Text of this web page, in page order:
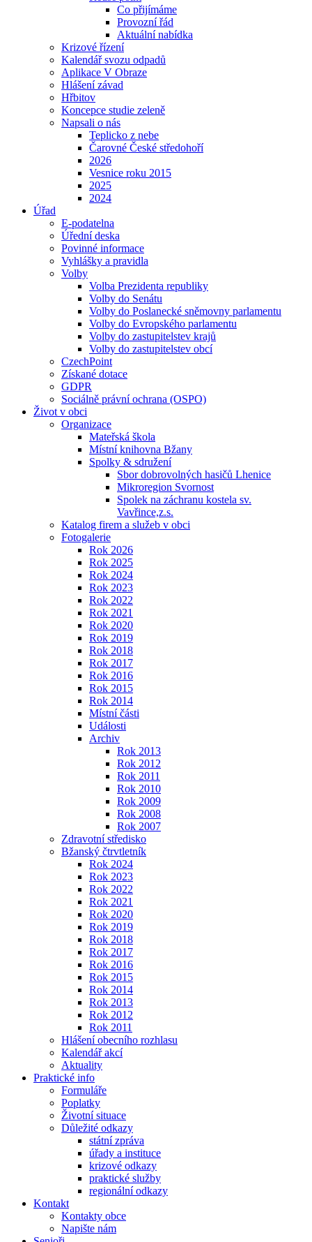
Co přijímáme
Provozní řád
Aktuální nabídka
Krizové řízení
Kalendář svozu odpadů
Aplikace V Obraze
Hlášení závad
Hřbitov
Koncepce studie zeleně
Napsali o nás
Teplicko z nebe
Čarovné České středohoří
2026
Vesnice roku 2015
2025
2024
Úřad
E-podatelna
Úřední deska
Povinné informace
Vyhlášky a pravidla
Volby
Volba Prezidenta republiky
Volby do Senátu
Volby do Poslanecké sněmovny parlamentu
Volby do Evropského parlamentu
Volby do zastupitelstev krajů
Volby do zastupitelstev obcí
CzechPoint
Získané dotace
GDPR
Sociálně právní ochrana (OSPO)
Život v obci
Organizace
Mateřská škola
Místní knihovna Bžany
Spolky & sdružení
Sbor dobrovolných hasičů Lhenice
Mikroregion Svornost
Spolek na záchranu kostela sv.
Vavřince,z.s.
Katalog firem a služeb v obci
Fotogalerie
Rok 2026
Rok 2025
Rok 2024
Rok 2023
Rok 2022
Rok 2021
Rok 2020
Rok 2019
Rok 2018
Rok 2017
Rok 2016
Rok 2015
Rok 2014
Místní části
Události
Archiv
Rok 2013
Rok 2012
Rok 2011
Rok 2010
Rok 2009
Rok 2008
Rok 2007
Zdravotní středisko
Bžanský čtrvtletník
Rok 2024
Rok 2023
Rok 2022
Rok 2021
Rok 2020
Rok 2019
Rok 2018
Rok 2017
Rok 2016
Rok 2015
Rok 2014
Rok 2013
Rok 2012
Rok 2011
Hlášení obecního rozhlasu
Kalendář akcí
Aktuality
Praktické info
Formuláře
Poplatky
Životní situace
Důležité odkazy
státní zpráva
úřady a instituce
krizové odkazy
praktické služby
regionální odkazy
Kontakt
Kontakty obce
Napište nám